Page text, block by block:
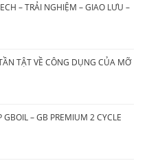
– TRẢI NGHIỆM – GIAO LƯU –
TẬT VỀ CÔNG DỤNG CỦA MỠ
– GB PREMIUM 2 CYCLE